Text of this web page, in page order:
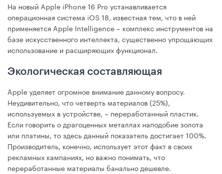
На новый Apple iPhone 16 Pro устанавливается
операционная система iOS 18, известная тем, что в ней
применяется Apple Intelligence – комплекс инструментов на
базе искусственного интеллекта, существенно упрощающих
использование и расширяющих функционал.
Экологическая составляющая
Apple уделяет огромное внимание данному вопросу.
Неудивительно, что четверть материалов (25%),
используемых в устройстве, – переработанный пластик.
Если говорить о драгоценных металлах наподобие золота
или платины, то здесь данный показатель достигает 100%.
Производитель, конечно, использует этот факт в своих
рекламных кампаниях, но важно понимать, что
переработанные материалы банально дешевле.